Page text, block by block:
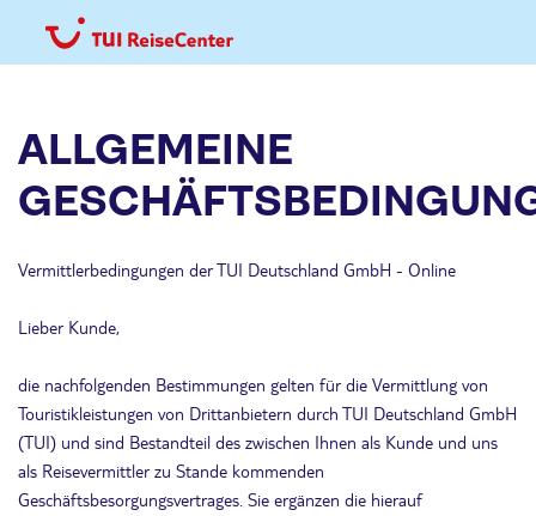
ALLGEMEINE
Vermittlerbedingungen der TUI Deutschland GmbH - Online
Lieber Kunde,
die nachfolgenden Bestimmungen gelten für die Vermittlung von
Touristikleistungen von Drittanbietern durch TUI Deutschland GmbH
(TUI) und sind Bestandteil des zwischen Ihnen als Kunde und uns
als Reisevermittler zu Stande kommenden
Geschäftsbesorgungsvertrages. Sie ergänzen die hierauf